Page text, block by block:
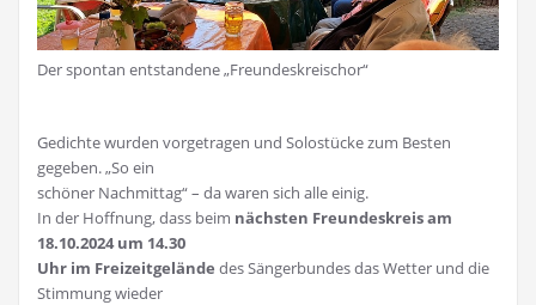
Der spontan entstandene „Freundeskreischor“
Gedichte wurden vorgetragen und Solostücke zum Besten
gegeben. „So ein
schöner Nachmittag“ – da waren sich alle einig.
In der Hoffnung, dass beim nächsten Freundeskreis am
18.10.2024 um 14.30
Uhr im Freizeitgelände des Sängerbundes das Wetter und die
Stimmung wieder